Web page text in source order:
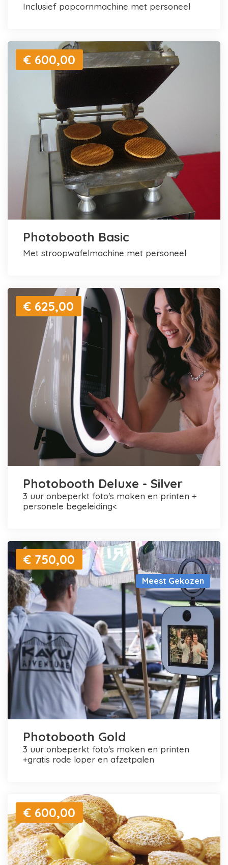
inclusief popcornmachine met personeel
€ 600,00
Photobooth Basic
met stroopwafelmachine met personeel
€ 625,00
Photobooth Deluxe - Silver
3 uur onbeperkt foto's maken en printen +
personele begeleiding<
Meest Gekozen
€ 750,00
Photobooth Gold
3 uur onbeperkt foto's maken en printen
+gratis rode loper en afzetpalen
€ 600,00